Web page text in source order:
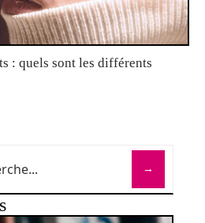
: quels sont les différents